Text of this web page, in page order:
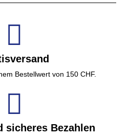
Bestellwert von 150 CHF.
sicheres Bezahlen